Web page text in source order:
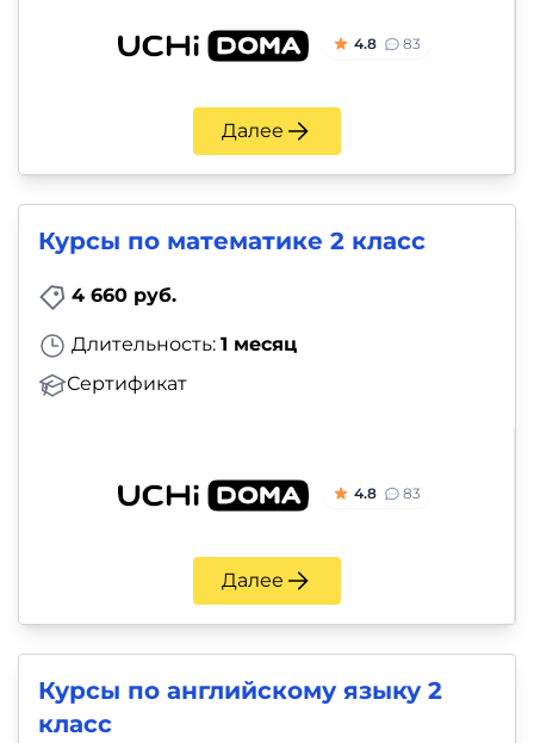
4.8 83
Далее
Курсы по математике 2 класс
4 660 руб.
Длительность: 1 месяц
Сертификат
4.8 83
Далее
Курсы по английскому языку 2
класс